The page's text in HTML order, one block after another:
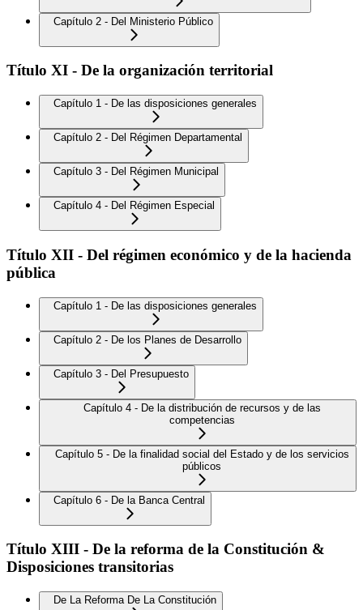
Capítulo 2 - Del Ministerio Público
Título XI - De la organización territorial
Capítulo 1 - De las disposiciones generales
Capítulo 2 - Del Régimen Departamental
Capítulo 3 - Del Régimen Municipal
Capítulo 4 - Del Régimen Especial
Título XII - Del régimen económico y de la hacienda
pública
Capítulo 1 - De las disposiciones generales
Capítulo 2 - De los Planes de Desarrollo
Capítulo 3 - Del Presupuesto
Capítulo 4 - De la distribución de recursos y de las
competencias
Capítulo 5 - De la finalidad social del Estado y de los servicios
públicos
Capítulo 6 - De la Banca Central
Título XIII - De la reforma de la Constitución &
Disposiciones transitorias
De La Reforma De La Constitución